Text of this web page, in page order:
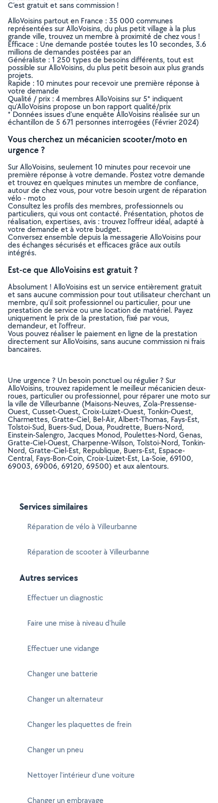
C’est gratuit et sans commission !
AlloVoisins partout en France : 35 000 communes
représentées sur AlloVoisins, du plus petit village à la plus
grande ville, trouvez un membre à proximité de chez vous !
Efficace : Une demande postée toutes les 10 secondes, 3.6
millions de demandes postées par an
Généraliste : 1 250 types de besoins différents, tout est
possible sur AlloVoisins, du plus petit besoin aux plus grands
projets.
Rapide : 10 minutes pour recevoir une première réponse à
votre demande
Qualité / prix : 4 membres AlloVoisins sur 5* indiquent
qu’AlloVoisins propose un bon rapport qualité/prix
* Données issues d’une enquête AlloVoisins réalisée sur un
échantillon de 5 671 personnes interrogées (Février 2024)
Vous cherchez un mécanicien scooter/moto en
urgence ?
Sur AlloVoisins, seulement 10 minutes pour recevoir une
première réponse à votre demande. Postez votre demande
et trouvez en quelques minutes un membre de confiance,
autour de chez vous, pour votre besoin urgent de réparation
vélo - moto
Consultez les profils des membres, professionnels ou
particuliers, qui vous ont contacté. Présentation, photos de
réalisation, expertises, avis : trouvez l'offreur idéal, adapté à
votre demande et à votre budget.
Conversez ensemble depuis la messagerie AlloVoisins pour
des échanges sécurisés et efficaces grâce aux outils
intégrés.
Est-ce que AlloVoisins est gratuit ?
Absolument ! AlloVoisins est un service entièrement gratuit
et sans aucune commission pour tout utilisateur cherchant un
membre, qu’il soit professionnel ou particulier, pour une
prestation de service ou une location de matériel. Payez
uniquement le prix de la prestation, fixé par vous,
demandeur, et l’offreur.
Vous pouvez réaliser le paiement en ligne de la prestation
directement sur AlloVoisins, sans aucune commission ni frais
bancaires.
Une urgence ? Un besoin ponctuel ou régulier ? Sur
AlloVoisins, trouvez rapidement le meilleur mécanicien deux-
roues, particulier ou professionnel, pour réparer une moto sur
la ville de Villeurbanne (Maisons-Neuves, Zola-Pressense-
Ouest, Cusset-Ouest, Croix-Luizet-Ouest, Tonkin-Ouest,
Charmettes, Gratte-Ciel, Bel-Air, Albert-Thomas, Fays-Est,
Tolstoi-Sud, Buers-Sud, Doua, Poudrette, Buers-Nord,
Einstein-Salengro, Jacques Monod, Poulettes-Nord, Genas,
Gratte-Ciel-Ouest, Charpenne-Wilson, Tolstoi-Nord, Tonkin-
Nord, Gratte-Ciel-Est, Republique, Buers-Est, Espace-
Central, Fays-Bon-Coin, Croix-Luizet-Est, La-Soie, 69100,
69003, 69006, 69120, 69500) et aux alentours.
Services similaires
Réparation de vélo à Villeurbanne
Réparation de scooter à Villeurbanne
Autres services
Effectuer un diagnostic
Faire une mise à niveau d'huile
Effectuer une vidange
Changer une batterie
Changer un alternateur
Changer les plaquettes de frein
Changer un pneu
Nettoyer l'intérieur d'une voiture
Changer un embrayage